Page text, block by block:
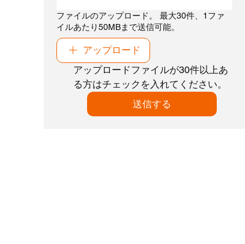
ファイルのアップロード。 最大30件、1ファ
イルあたり50MBまで送信可能。
アップロード
アップロードファイルが30件以上あ
る方はチェックを入れてください。
送信する